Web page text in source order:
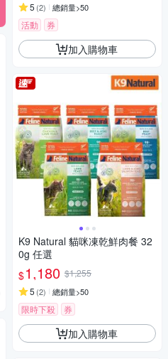
5 (2) 總銷量>50
活動 券
加入購物車
K9 Natural 貓咪凍乾鮮肉餐 32
0g 任選
$1,180 $1,255
5 (2) 總銷量>50
限時下殺 券
加入購物車